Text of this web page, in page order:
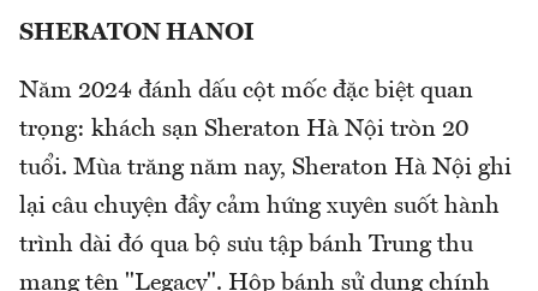
SHERATON HANOI
Năm 2024 đánh dấu cột mốc đặc biệt quan
trọng: khách sạn Sheraton Hà Nội tròn 20
tuổi. Mùa trăng năm nay, Sheraton Hà Nội ghi
lại câu chuyện đầy cảm hứng xuyên suốt hành
trình dài đó qua bộ sưu tập bánh Trung thu
mang tên "Legacy". Hộp bánh sử dụng chính